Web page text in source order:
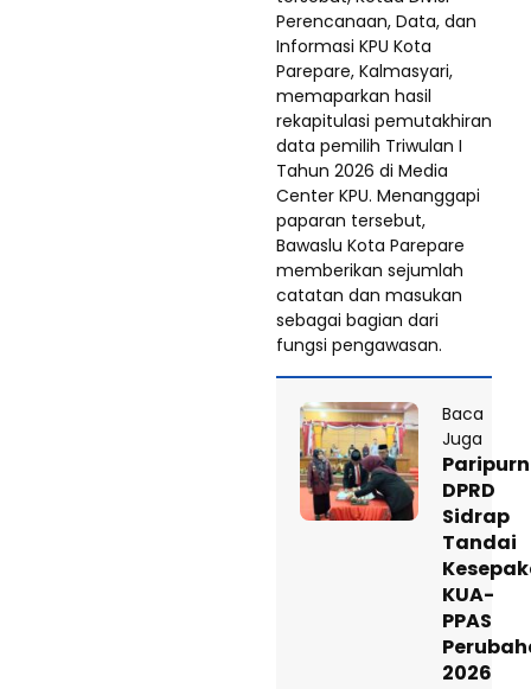
Perencanaan, Data, dan
Informasi KPU Kota
Parepare, Kalmasyari,
memaparkan hasil
rekapitulasi pemutakhiran
data pemilih Triwulan I
Tahun 2026 di Media
Center KPU. Menanggapi
paparan tersebut,
Bawaslu Kota Parepare
memberikan sejumlah
catatan dan masukan
sebagai bagian dari
fungsi pengawasan.
Baca
Juga
DPRD
Sidrap
Tandai
KUA-
PPAS
2026